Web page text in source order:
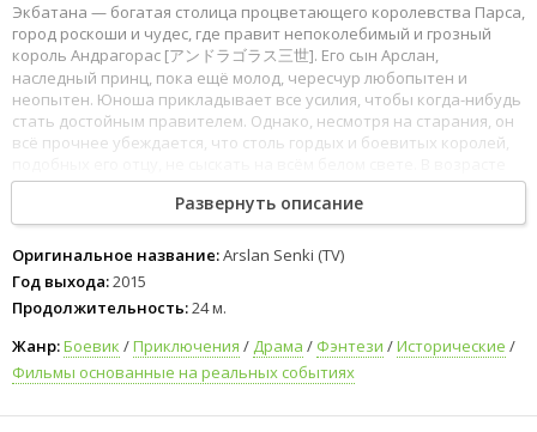
Экбатана — богатая столица процветающего королевства Парса,
город роскоши и чудес, где правит непоколебимый и грозный
король Андрагорас [アンドラゴラス三世]. Его сын Арслан,
наследный принц, пока ещё молод, чересчур любопытен и
неопытен. Юноша прикладывает все усилия, чтобы когда-нибудь
стать достойным правителем. Однако, несмотря на старания, он
всё прочнее убеждается, что столь гордых и боевитых королей,
четырнадцати лет Арслан отправляется в свой первый военный
поход и на поле брани, пропитанном кровью и пеплом,
становится свидетелем неприятной картины: могущественный
король, его непобедимый отец, став жертвой подлого заговора,
впервые склоняет голову перед врагом. Битва проиграна,
столица пала под натиском коварных захватчиков. Кажется, всё
потеряно. Но тут Арслан понимает, что он не абы кто, а сын
своего отца, сильного и бесстрашного человека. Едва избежав
бесславной смерти, принц собирает волю в кулак и, заручившись
поддержкой преданного королевству солдата Дариуна [ダリュー
Развернуть описание
Оригинальное название:Arslan Senki (TV)
Год выхода:2015
Продолжительность:24 м.
Жанр:Боевик /Приключения / Драма / Фэнтези /Исторические /
Фильмы основанные на реальных событиях